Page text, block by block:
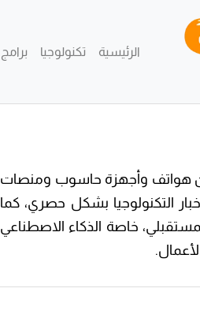
الرئيسية تكنولوجيا برامج
من هواتف وأجهزة حاسوب ومنصات
التكنولوجيا بشكل حصري، كما
خاصة الذكاء الاصطناعي